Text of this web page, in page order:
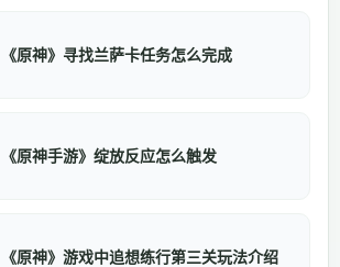
《原神》寻找兰萨卡任务怎么完成
《原神手游》绽放反应怎么触发
《原神》游戏中追想练行第三关玩法介绍